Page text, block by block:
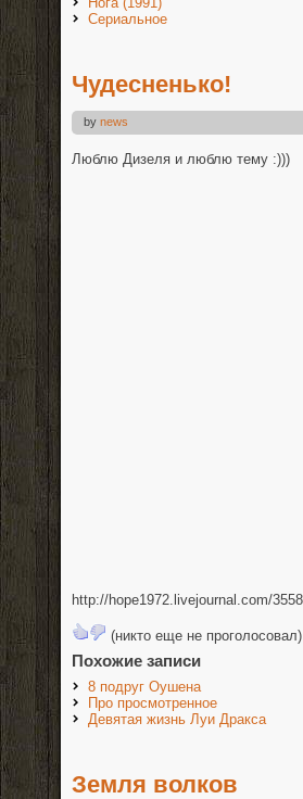
Сериальное
Чудесненько!
by news
Люблю Дизеля и люблю тему :)))
http://hope1972.livejournal.com/
(никто еще не проголосовал)
Похожие записи
8 подруг Оушена
Про просмотренное
Девятая жизнь Луи Дракса
Земля волков